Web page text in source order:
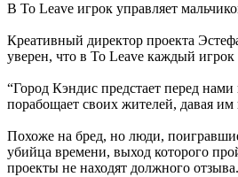
В To Leave игрок управляет
Креативный директор проекта
уверен, что в To Leave каждый игрок
“Город Кэндис предстает перед
порабощает своих жителей, давая
Похоже на бред, но люди,
убийца времени, выход которого
проекты не находят должного отзыва.